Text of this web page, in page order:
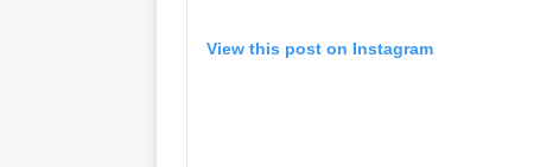
View this post on Instagram